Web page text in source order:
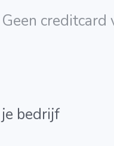
Geen creditcard
bedrijf